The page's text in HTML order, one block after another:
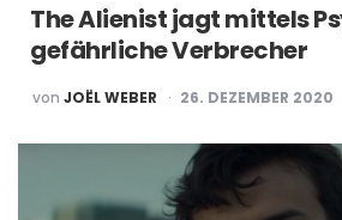
The Alienist jagt mittels
gefährliche Verbrecher
POSTED
BY
von JOËL WEBER 26. DEZEMBER 2020
Post
navigation